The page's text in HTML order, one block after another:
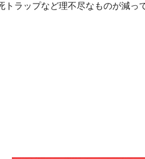
トラップなど理不尽なものが減っ